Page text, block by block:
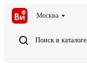
Москва
Поиск в каталоге